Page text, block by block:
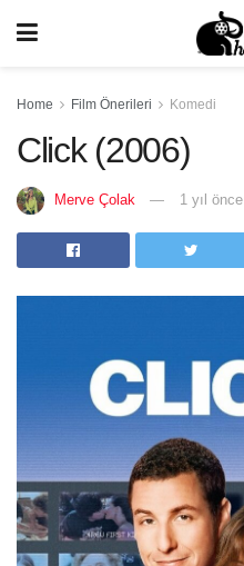
Home Film Önerileri Komedi
Click (2006)
Merve Çolak 1 yıl önce